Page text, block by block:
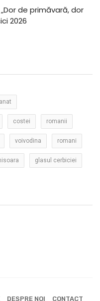
de primăvară, dor
2026
costei romanii
voivodina romani
glasul cerbiciei
DESPRE NOI CONTACT